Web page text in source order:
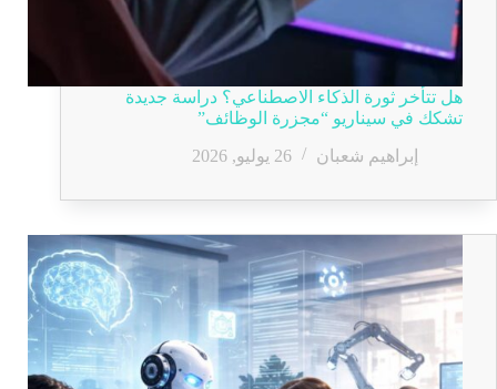
هل تتأخر ثورة الذكاء الاصطناعي؟ دراسة جديدة
تشكك في سيناريو “مجزرة الوظائف”
إبراهيم شعبان
26 يوليو, 2026